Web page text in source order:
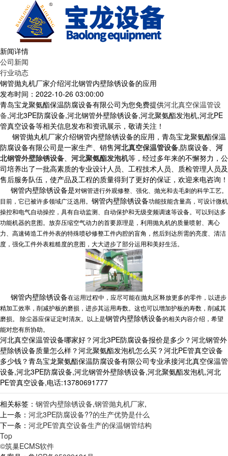
新闻详情
公司新闻
行业动态
钢管抛丸机厂家介绍河北钢管内壁除锈设备的应用
发布时间：2022-10-26 03:00:00
青岛宝龙聚氨酯保温防腐设备有限公司为您免费提供河北真空保温管设
备,河北3PE防腐设备,河北钢管外壁除锈设备,河北聚氨酯发泡机,河北PE
管真空设备等相关信息发布和资讯展示，敬请关注！
钢管抛丸机厂家介绍钢管内壁除锈设备的应用，青岛宝龙聚氨酯保温
防腐设备有限公司是一家生产、销售河北真空保温管设备,防腐设备、 河
北钢管外壁除锈设备、 河北聚氨酯发泡机等，经过多年来的不懈努力，公
司培养出了一批高素质的专业设计人员、工程技术人员、质检管理人员及
售后服务队伍，使产品及工程的质量得到了更好的保证，欢迎来电咨询！
钢管内壁除锈设备是对钢管进行外观修整、强化、抛光和去毛刺的科学工艺。
目前，它已被许多领域广泛选用。 钢管内壁除锈设备功能技能含量高，可设计微机
操控和电气自动操控，具有自动监测、自动保护和无级变频调速等设备。可以到达多
功能机器的意图。放弃压缩空气动力的首要原理是，利用抛丸机的质量喷射、离心
力、高速铸造工件外表的特殊喷砂修整工件内腔的盲角，然后到达所需的亮度、清洁
度，强化工件外表粗糙度的意图，大大进步了部分运用和美好生活。
钢管内壁除锈设备在运用过程中，应尽可能在抛丸区释放更多的零件，以进步
精加工效率，削减护板的磨损，进步其运用寿数。 这也可以增加护板的寿数，削减其
磨损。
除尘器应保证定时清灰。 以上是钢管内壁除锈设备的相关内容介绍，希望
能对您有所协助。
河北真空保温管设备哪家好？河北3PE防腐设备报价是多少？河北钢管外
壁除锈设备质量怎么样？河北聚氨酯发泡机怎么买？河北PE管真空设备
多少钱？青岛宝龙聚氨酯保温防腐设备有限公司专业承接河北真空保温管
设备,河北3PE防腐设备,河北钢管外壁除锈设备,河北聚氨酯发泡机,河北
PE管真空设备,电话:13780691777
相关标签： 钢管内壁除锈设备,钢管抛丸机厂家,
上一条： 河北3PE防腐设备??的生产优势是什么
下一条： 河北PE管真空设备生产的保温钢管结构
Top
©筑巢ECMS软件